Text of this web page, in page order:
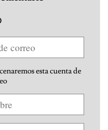
esta cuenta de